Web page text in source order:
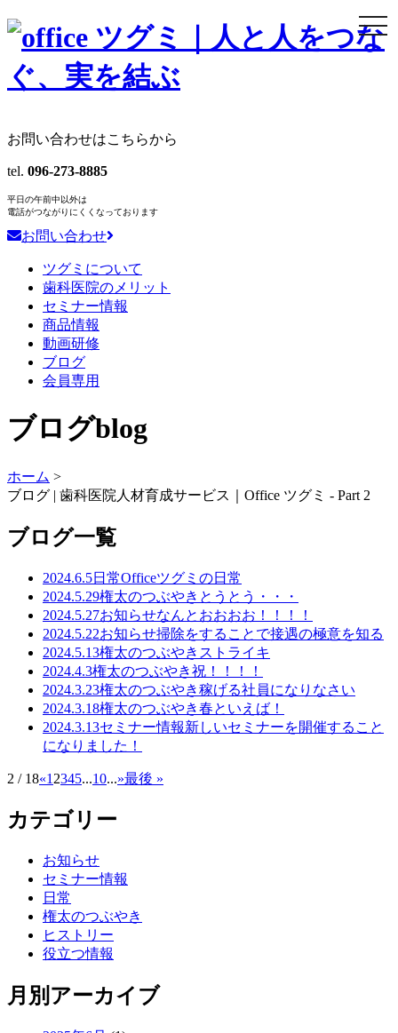
お問い合わせはこちらから
tel. 096-273-8885
平日の午前中以外は
電話がつながりにくくなっております
お問い合わせ
ツグミについて
歯科医院のメリット
セミナー情報
商品情報
動画研修
ブログ
会員専用
ブログblog
ホーム >
ブログ | 歯科医院人材育成サービス｜Office ツグミ - Part 2
ブログ一覧
2024.6.5日常Officeツグミの日常
2024.5.29権太のつぶやき とうとう・・・
2024.5.27お知らせなんとおおおお！！！！
2024.5.22お知らせ掃除をすることで接遇の極意を知る
2024.5.13権太のつぶやき ストライキ
2024.4.3権太のつぶやき祝！！！！
2024.3.23権太のつぶやき稼げる社員になりなさい
2024.3.18権太のつぶやき春といえば！
2024.3.13セミナー情報新しいセミナーを開催すること
になりました！
2 / 18«1 2345...10...»最後 »
カテゴリー
お知らせ
セミナー情報
日常
権太のつぶやき
ヒストリー
役立つ情報
月別アーカイブ